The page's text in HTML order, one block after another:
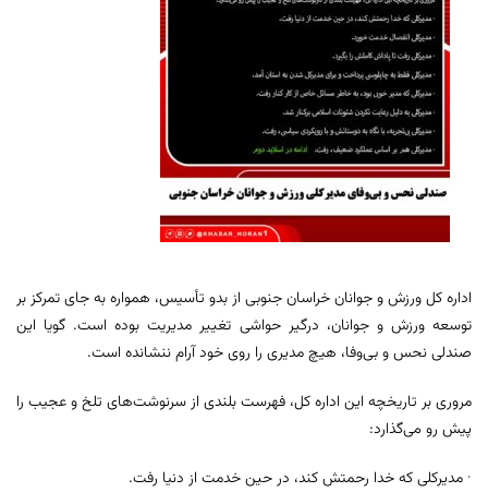
اداره کل ورزش و جوانان خراسان جنوبی از بدو تأسیس، همواره به جای تمرکز بر
توسعه ورزش و جوانان، درگیر حواشی تغییر مدیریت بوده است. گویا این
صندلی نحس و بی‌وفا، هیچ مدیری را روی خود آرام ننشانده است.
مروری بر تاریخچه این اداره کل، فهرست بلندی از سرنوشت‌های تلخ و عجیب را
پیش رو می‌گذارد:
· مدیرکلی که خدا رحمتش کند، در حین خدمت از دنیا رفت.